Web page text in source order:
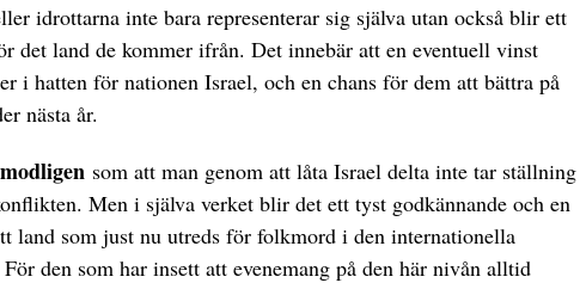
idrottarna inte bara representerar sig själva utan också blir ett
det land de kommer ifrån. Det innebär att en eventuell vinst
i hatten för nationen Israel, och en chans för dem att bättra på
nästa år.
som att man genom att låta Israel delta inte tar ställning
Men i själva verket blir det ett tyst godkännande och en
land som just nu utreds för folkmord i den internationella
den som har insett att evenemang på den här nivån alltid